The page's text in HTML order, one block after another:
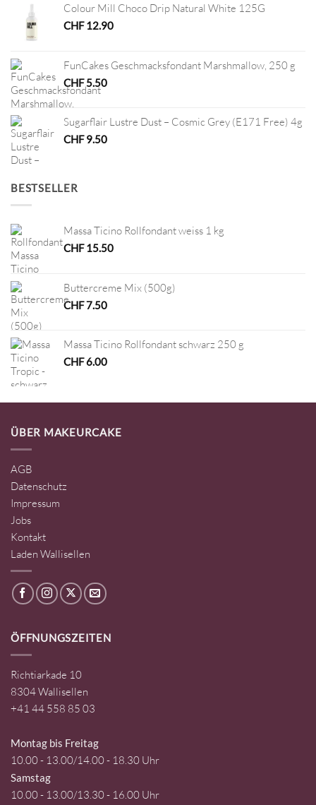
Colour Mill Choco Drip Natural White 125G
CHF12.90
FunCakes Geschmacksfondant Marshmallow, 250 g
CHF5.50
Sugarflair Lustre Dust – Cosmic Grey (E171 Free) 4g
CHF9.50
BESTSELLER
Massa Ticino Rollfondant weiss 1 kg
CHF15.50
Buttercreme Mix (500g)
CHF7.50
Massa Ticino Rollfondant schwarz 250 g
CHF6.00
ÜBER MAKEURCAKE
AGB
Datenschutz
Impressum
Jobs
Kontakt
Laden Wallisellen
ÖFFNUNGSZEITEN
Richtiarkade 10
8304 Wallisellen
+41 44 558 85 03
Montag bis Freitag
10.00 - 13.00/14.00 - 18.30 Uhr
Samstag
10.00 - 13.00/13.30 - 16.00 Uhr